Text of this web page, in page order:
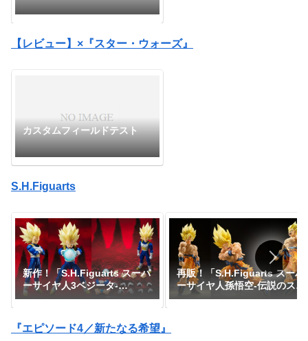
【レビュー】×『スター・ウォーズ』
カスタムフィールドテスト
S.H.Figuarts
新作！「S.H.Figuarts スーパ
ーサイヤ人3ベジータ-
DAIMA-」がプレミアムバン
ボールDAIMA』｜定価8,800
円｜発売日2027年1月予定
再販！「S.H.Figuarts スーパ
ーサイヤ人孫悟空-伝説のスー
パーサイヤ人-」が一般販売で
『エピソード4／新たなる希望』